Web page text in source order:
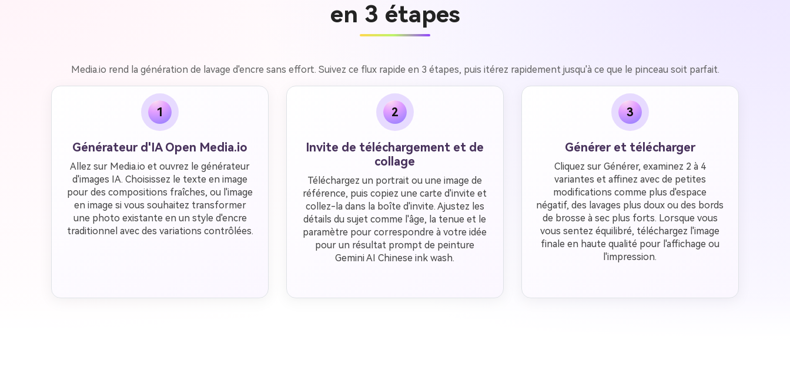
en 3 étapes
Media.io rend la génération de lavage d'encre sans effort. Suivez ce flux rapide en 3 étapes, puis itérez rapidement jusqu'à ce que le pinceau soit parfait.
1
Générateur d'IA Open Media.io
Allez sur Media.io et ouvrez le générateur
d'images IA. Choisissez le texte en image
pour des compositions fraîches, ou l'image
en image si vous souhaitez transformer
une photo existante en un style d'encre
traditionnel avec des variations contrôlées.
2
Invite de téléchargement et de
collage
Téléchargez un portrait ou une image de
référence, puis copiez une carte d'invite et
collez-la dans la boîte d'invite. Ajustez les
détails du sujet comme l'âge, la tenue et le
paramètre pour correspondre à votre idée
pour un résultat prompt de peinture
Gemini AI Chinese ink wash.
3
Générer et télécharger
Cliquez sur Générer, examinez 2 à 4
variantes et affinez avec de petites
modifications comme plus d'espace
négatif, des lavages plus doux ou des bords
de brosse à sec plus forts. Lorsque vous
vous sentez équilibré, téléchargez l'image
finale en haute qualité pour l'affichage ou
l'impression.